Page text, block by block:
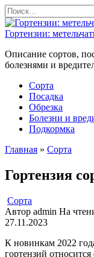
Перейти
к
содержанию
Search
for:
Гортензии:
Описание сортов,
болезнями и
Сорта
Посадка
Обрезка
Болезни и
Подкормка
Главная » Сорта
Гортензия
Сорта
Автор admin На
27.11.2023
К новинкам 2022
гортензий